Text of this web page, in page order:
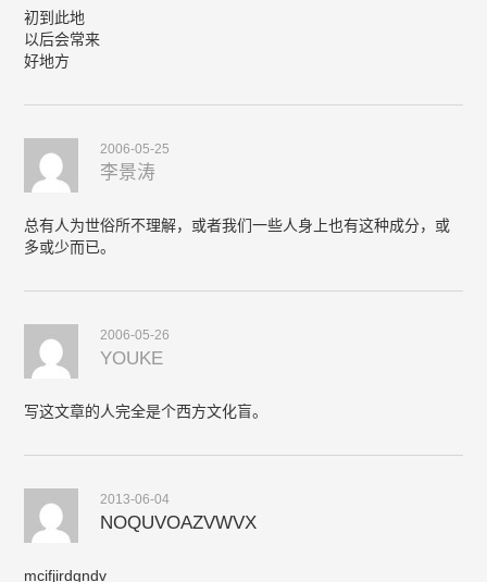
初到此地
以后会常来
好地方
2006-05-25
李景涛
总有人为世俗所不理解，或者我们一些人身上也有这种成分，或
多或少而已。
2006-05-26
YOUKE
写这文章的人完全是个西方文化盲。
2013-06-04
NOQUVOAZVWVX
mcifjirdgndv